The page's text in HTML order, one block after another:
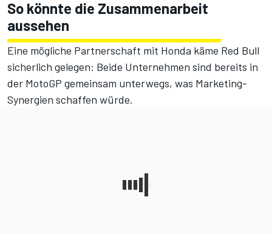
So könnte die Zusammenarbeit
aussehen
Eine mögliche Partnerschaft mit Honda käme Red Bull
sicherlich gelegen: Beide Unternehmen sind bereits in
der MotoGP gemeinsam unterwegs, was Marketing-
Synergien schaffen würde.